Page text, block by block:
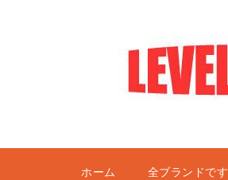
ホーム 全ブランドです